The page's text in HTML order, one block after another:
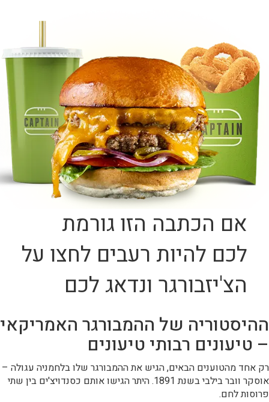
אם הכתבה הזו גורמת
לכם להיות רעבים לחצו על
הצ'יזבורגר ונדאג לכם
ההיסטוריה של ההמבורגר האמריקאי
– טיעונים רבותי טיעונים
רק אחד מהטוענים הבאים, הגיש את ההמבורגר שלו בלחמניה עגולה –
אוסקר וובר בילבי בשנת 1891. היתר הגישו אותם כסנדויצ'ים בין שתי
פרוסות לחם.